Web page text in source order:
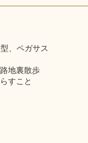
、ペガサス
地裏散歩
すこと